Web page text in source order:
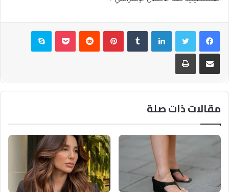
فيسبوكتويتر لينكدإن بينتيريست بوكيت سكايب
مشاركة عبر البريد طباعة
مقالات ذات صلة